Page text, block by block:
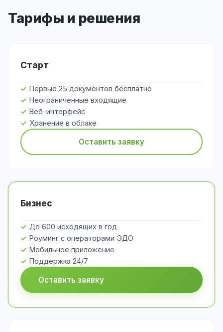
Тарифы и решения
Старт
Первые 25 документов бесплатно
Неограниченные входящие
Веб-интерфейс
Хранение в облаке
Оставить заявку
Бизнес
До 600 исходящих в год
Роуминг с операторами ЭДО
Мобильное приложение
Поддержка 24/7
Оставить заявку